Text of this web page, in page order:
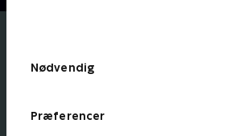
Nødvendig
Præferencer